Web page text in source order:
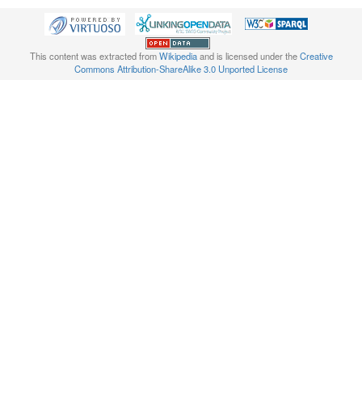
This content was extracted fromWikipediaand is licensed under theCreative
Commons Attribution-ShareAlike 3.0 Unported License